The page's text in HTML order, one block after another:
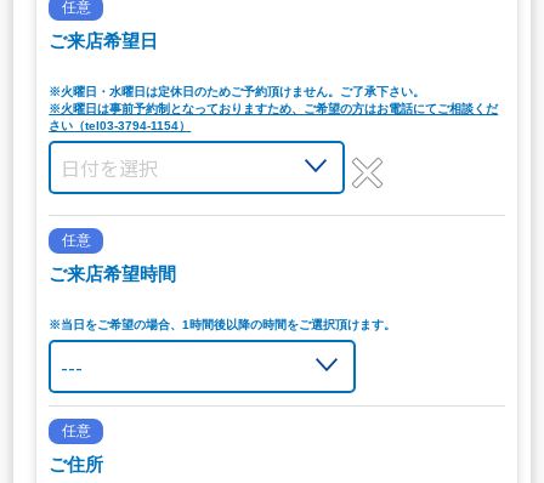
任意
ご来店希望日
※火曜日・水曜日は定休日のためご予約頂けません。ご了承下さい。
※火曜日は事前予約制となっておりますため、ご希望の方はお電話にてご相談くだ
さい（tel03-3794-1154）
任意
ご来店希望時間
※当日をご希望の場合、1時間後以降の時間をご選択頂けます。
任意
ご住所